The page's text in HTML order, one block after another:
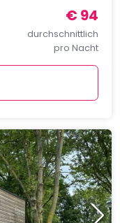
€ 94
durchschnittlich
pro Nacht